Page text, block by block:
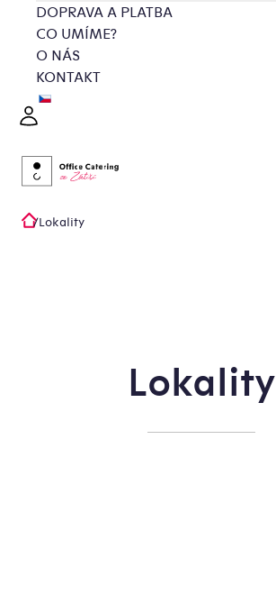
obsah
DOPRAVA A PLATBA
CO UMÍME?
O NÁS
KONTAKT
Domů
/Lokality
Lokality